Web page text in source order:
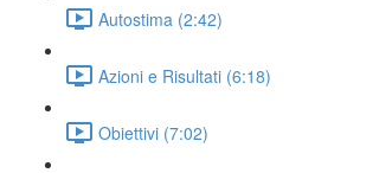
Autostima (2:42)
Azioni e Risultati (6:18)
Obiettivi (7:02)